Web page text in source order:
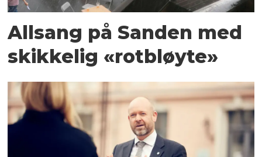
Allsang på Sanden med
skikkelig «rotbløyte»